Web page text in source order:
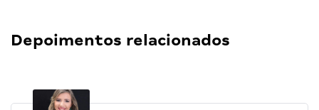
Depoimentos relacionados